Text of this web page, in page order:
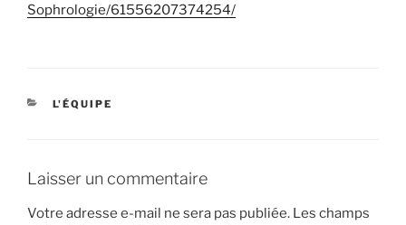
Sophrologie/61556207374254/
CATÉGORIES
L'ÉQUIPE
Laisser un commentaire
Votre adresse e-mail ne sera pas publiée. Les champs